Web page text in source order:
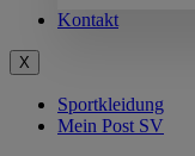
Kontakt
X
Sportkleidung
Mein Post SV